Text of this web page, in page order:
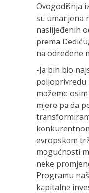
Ovogodišnja
su umanjena
naslijeđenih
prema
na određene
-Ja bih bio
poljoprivredu
možemo
mjere pa da
evropskom
mogućnosti
neke
Programu
kapitalne